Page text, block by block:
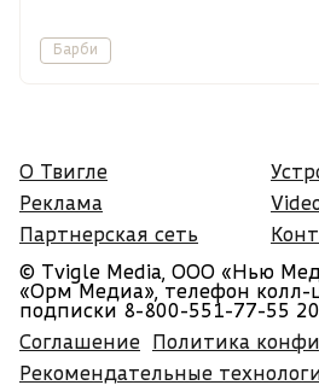
Барби
О Твигле
Реклама
Партнерская сеть
© Tvigle Media, ООО «Нью
«Орм Медиа», телефон
подписки 8-800-551-77-55
Соглашение Политика
Рекомендательные